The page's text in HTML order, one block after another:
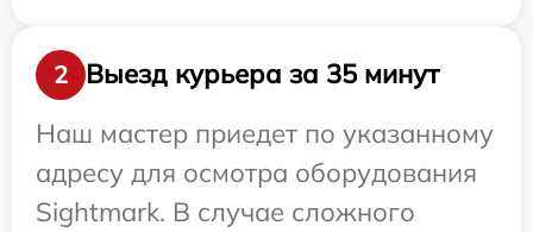
2
Выезд курьера за 35 минут
Наш мастер приедет по указанному
адресу для осмотра оборудования
Sightmark. В случае сложного